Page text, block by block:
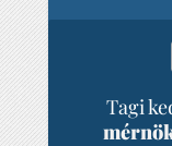
Tagi